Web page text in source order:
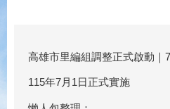
高雄市里編組調整正式啟動｜
115年7月1日正式實施